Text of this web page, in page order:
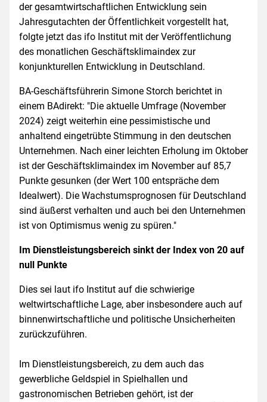
der gesamtwirtschaftlichen Entwicklung sein
Jahresgutachten der Öffentlichkeit vorgestellt hat,
folgte jetzt das ifo Institut mit der Veröffentlichung
des monatlichen Geschäftsklimaindex zur
konjunkturellen Entwicklung in Deutschland.
BA-Geschäftsführerin Simone Storch berichtet in
einem BAdirekt: "Die aktuelle Umfrage (November
2024) zeigt weiterhin eine pessimistische und
anhaltend eingetrübte Stimmung in den deutschen
Unternehmen. Nach einer leichten Erholung im Oktober
ist der Geschäftsklimaindex im November auf 85,7
Punkte gesunken (der Wert 100 entspräche dem
Idealwert). Die Wachstumsprognosen für Deutschland
sind äußerst verhalten und auch bei den Unternehmen
ist von Optimismus wenig zu spüren."
Im Dienstleistungsbereich sinkt der Index von 20 auf
null Punkte
Dies sei laut ifo Institut auf die schwierige
weltwirtschaftliche Lage, aber insbesondere auch auf
binnenwirtschaftliche und politische Unsicherheiten
zurückzuführen.
Im Dienstleistungsbereich, zu dem auch das
gewerbliche Geldspiel in Spielhallen und
gastronomischen Betrieben gehört, ist der